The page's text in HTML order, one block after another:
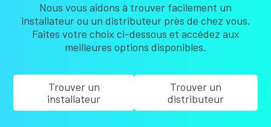
Nous vous aidons à trouver facilement un
installateur ou un distributeur près de chez vous.
Faites votre choix ci-dessous et accédez aux
meilleures options disponibles.
Trouver un
installateur
Trouver un
distributeur